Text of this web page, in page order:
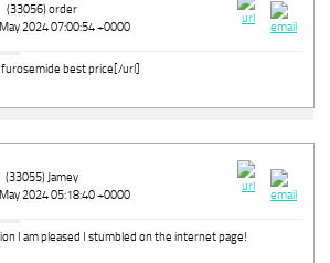
(33056) order
2024 07:00:54 +0000
best price[/url]
(33055) Jamey
2024 05:18:40 +0000
I am pleased I stumbled on the internet page!